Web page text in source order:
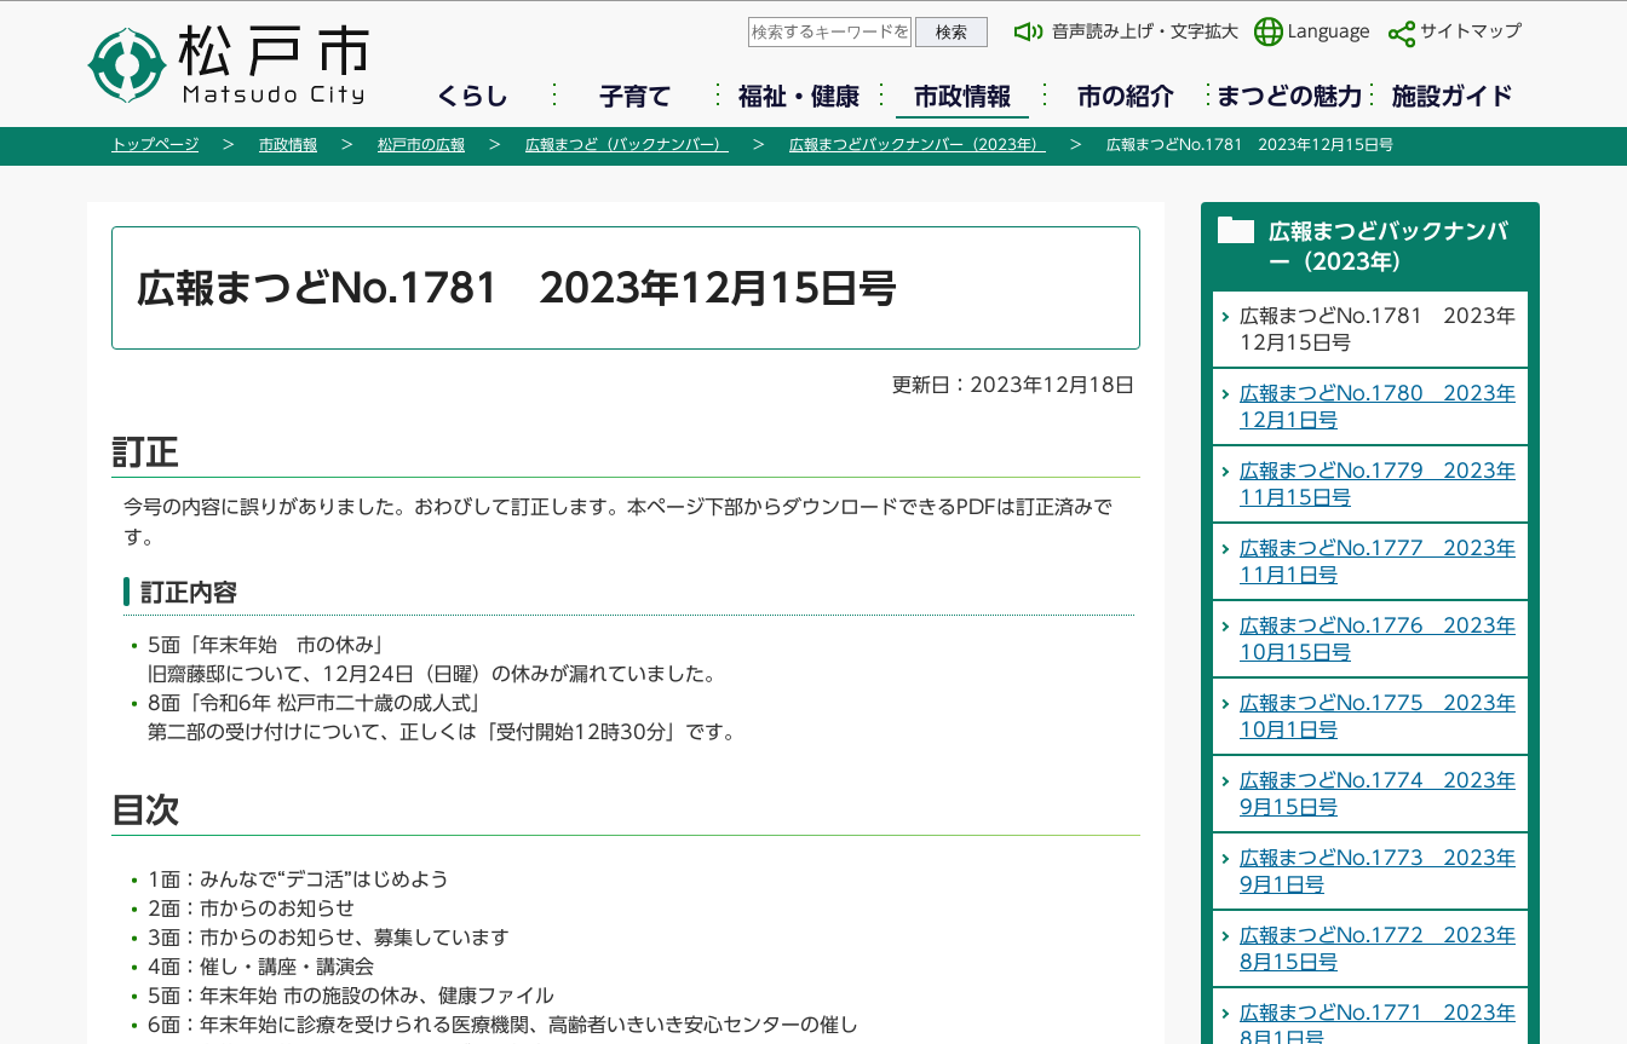
の
このページの本文へ移動
音声読み上げ・文字拡大 Language サイトマップ
くらし 子育て 福祉・健康 市政情報 市の紹介 まつどの魅力 施設ガイド
トップページ 市政情報 松戸市の広報 広報まつど（バックナンバー） 広報まつどバックナンバー（2023年） 広報まつどNo.1781 2023年12月15日号
広報まつどNo.1781 2023年12月15日号
更新日：2023年12月18日
訂正
今号の内容に誤りがありました。おわびして訂正します。本ページ下部からダウンロードできるPDFは訂正済みで
す。
訂正内容
5面「年末年始 市の休み」
旧齋藤邸について、12月24日（日曜）の休みが漏れていました。
8面「令和6年 松戸市二十歳の成人式」
第二部の受け付けについて、正しくは「受付開始12時30分」です。
目次
1面：みんなで“デコ活”はじめよう
2面：市からのお知らせ
3面：市からのお知らせ、募集しています
4面：催し・講座・講演会
5面：年末年始 市の施設の休み、健康ファイル
6面：年末年始に診療を受けられる医療機関、高齢者いきいき安心センターの催し
広報まつどバックナンバ
ー（2023年）
広報まつどNo.1781 2023年
12月15日号
広報まつどNo.1780 2023年
12月1日号
広報まつどNo.1779 2023年
11月15日号
広報まつどNo.1777 2023年
11月1日号
広報まつどNo.1776 2023年
10月15日号
広報まつどNo.1775 2023年
10月1日号
広報まつどNo.1774 2023年
9月15日号
広報まつどNo.1773 2023年
9月1日号
広報まつどNo.1772 2023年
8月15日号
広報まつどNo.1771 2023年
8月1日号